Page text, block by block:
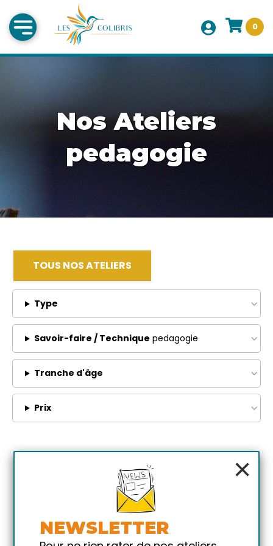
0
Nos Ateliers
pedagogie
TOUS NOS ATELIERS
Type
Savoir-faire / Technique pedagogie
Tranche d'âge
Prix
×
NEWSLETTER